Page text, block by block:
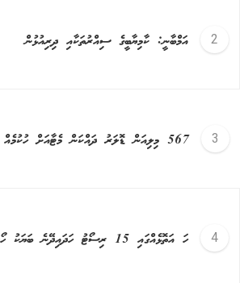
އަމްބާނީ: ކާމިޔާބީގެ ސިއްރުތަކާއި ދިރިއުޅުން
567 މިލިއަން ޑޮލަރު ދައްކަން މެޓާއަށް ހުކުމެއް
ހަ އަތޮޅެއްގައި 15 ރިސޯޓު ހަދައިދޭނެ ބަޔަކު ހޯދަނީ